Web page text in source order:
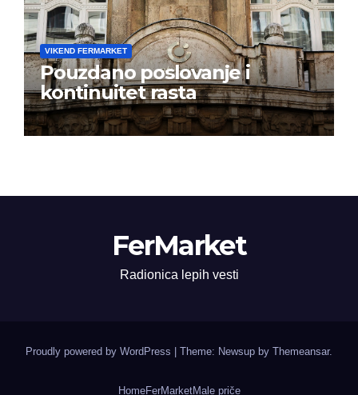
VIKEND FERMARKET
Pouzdano poslovanje i
kontinuitet rasta
FerMarket
Radionica lepih vesti
Proudly powered by WordPress Theme: Newsup by Themeansar.
HomeFerMarketMale priče